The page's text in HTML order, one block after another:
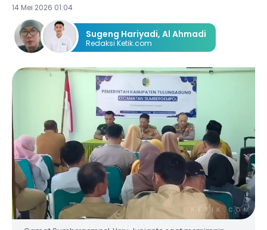
14 Mei 2026 01:04
Sugeng Hariyadi, Al Ahmadi
Redaksi Ketik.com